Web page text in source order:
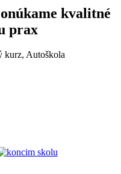
kvalitné
prax
kurz, Autoškola